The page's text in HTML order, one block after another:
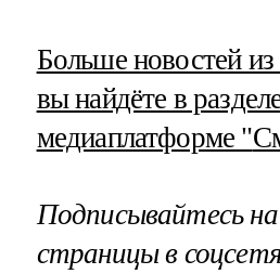
Больше новостей
вы найдёте в
медиаплатформе "
Подписывайтесь
страницы в